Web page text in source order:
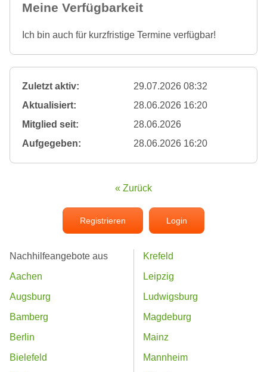
Meine Verfügbarkeit
Ich bin auch für kurzfristige Termine verfügbar!
Zuletzt aktiv:
29.07.2026 08:32
Aktualisiert:
28.06.2026 16:20
Mitglied seit:
28.06.2026
Aufgegeben:
28.06.2026 16:20
« Zurück
Registrieren Login
Nachhilfeangebote aus
Aachen
Augsburg
Bamberg
Berlin
Bielefeld
Krefeld
Leipzig
Ludwigsburg
Magdeburg
Mainz
Mannheim